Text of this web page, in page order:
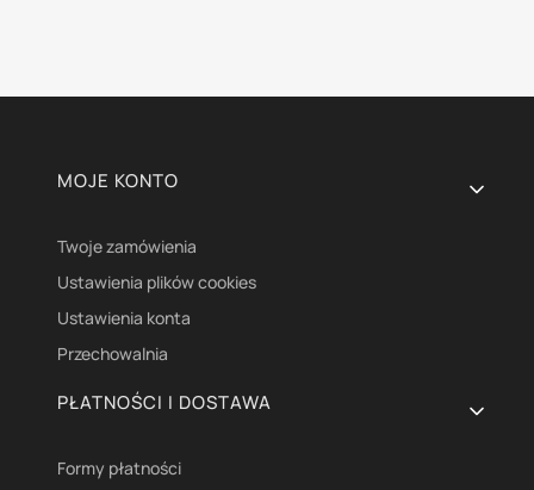
Linki w stopce
MOJE KONTO
Twoje zamówienia
Ustawienia plików cookies
Ustawienia konta
Przechowalnia
PŁATNOŚCI I DOSTAWA
Formy płatności